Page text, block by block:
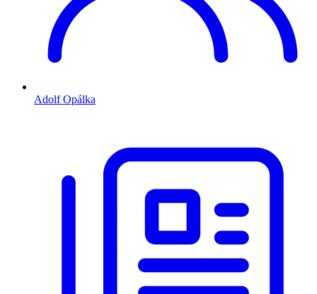
Adolf Opálka